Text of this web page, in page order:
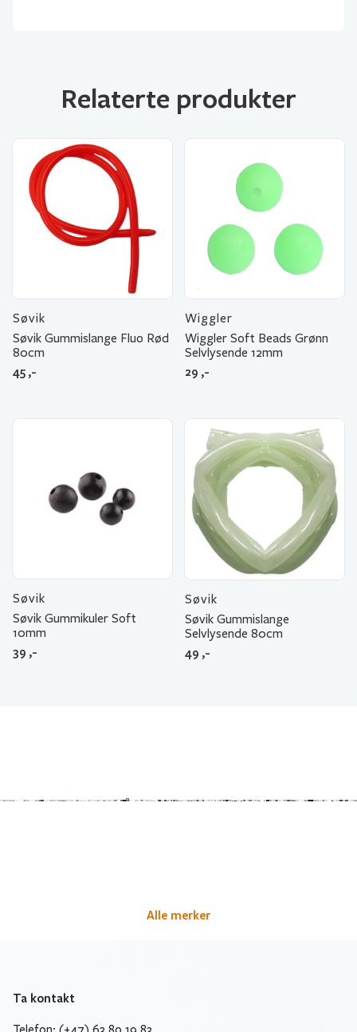
Relaterte produkter
Søvik
Søvik Gummislange Fluo Rød
80cm
45 ,-
Wiggler
Wiggler Soft Beads Grønn
Selvlysende 12mm
29 ,-
Søvik
Søvik Gummikuler Soft
10mm
39 ,-
Søvik
Søvik Gummislange
Selvlysende 80cm
49 ,-
Alle merker
Ta kontakt